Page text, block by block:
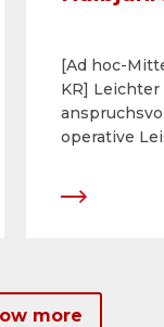
[Ad hoc-
KR]
operative
more